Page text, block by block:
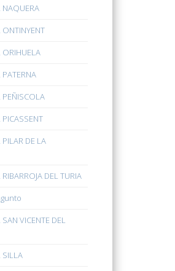
NAQUERA
ORIHUELA
DE LA
DEL TURIA
VICENTE DEL
SILLA